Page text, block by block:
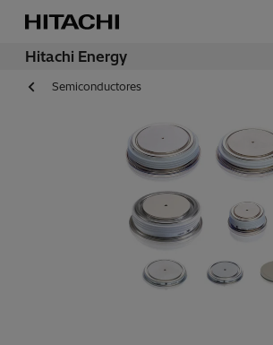
Hitachi Energy
Semiconductores